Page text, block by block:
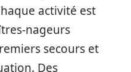
activité est
nageurs
secours et
Des